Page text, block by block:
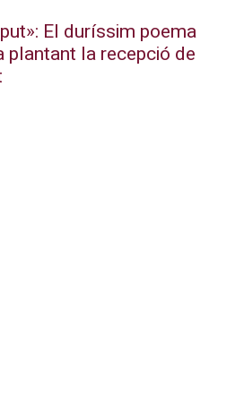
El duríssim poema
plantant la recepció de